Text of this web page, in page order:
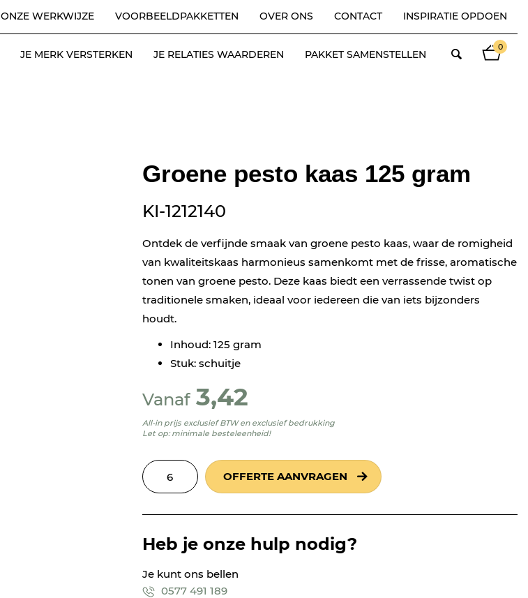
ONZE WERKWIJZE VOORBEELDPAKKETTEN OVER ONS CONTACT INSPIRATIE OPDOEN
JE MERK VERSTERKEN JE RELATIES WAARDEREN PAKKET SAMENSTELLEN
0
Groene pesto kaas 125 gram
KI-1212140
Ontdek de verfijnde smaak van groene pesto kaas, waar de romigheid
van kwaliteitskaas harmonieus samenkomt met de frisse, aromatische
tonen van groene pesto. Deze kaas biedt een verrassende twist op
traditionele smaken, ideaal voor iedereen die van iets bijzonders
houdt.
Inhoud: 125 gram
Stuk: schuitje
Vanaf 3,42
All-in prijs exclusief BTW en exclusief bedrukking
Let op: minimale besteleenheid!
OFFERTE AANVRAGEN
Heb je onze hulp nodig?
Je kunt ons bellen
0577 491 189